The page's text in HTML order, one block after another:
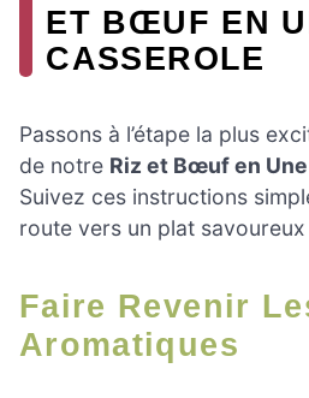
ET BŒUF EN
CASSEROLE
Passons à l’étape la plus
de notre Riz et Bœuf en
Suivez ces instructions
route vers un plat
Faire Revenir Les
Aromatiques